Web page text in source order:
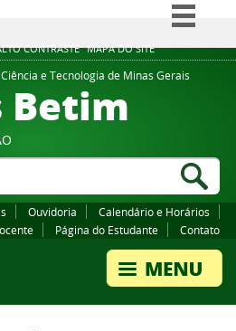
CONTRASTE MAPA DO SITE
Simplifique!
Comunica BR
Participe
Legislação
e Tecnologia de Minas Gerais
Betim
Ouvidoria
Calendário e Horários
Página do Estudante Contato